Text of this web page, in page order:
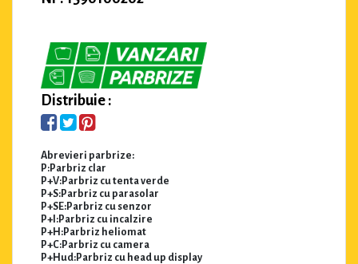
Distribuie :
Abrevieri parbrize:
P:Parbriz clar
P+V:Parbriz cu tenta verde
P+S:Parbriz cu parasolar
P+SE:Parbriz cu senzor
P+I:Parbriz cu incalzire
P+H:Parbriz heliomat
P+C:Parbriz cu camera
P+Hud:Parbriz cu head up display